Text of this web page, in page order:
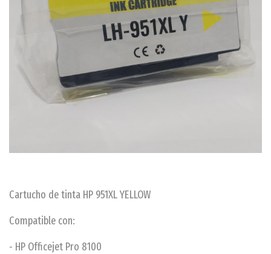
Cartucho de tinta HP 951XL YELLOW
Compatible con:
- HP Officejet Pro 8100